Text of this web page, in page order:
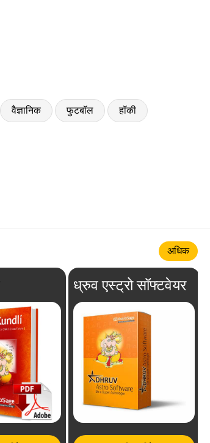
वैज्ञानिक फुटबॉल हॉकी
अधिक
ध्रुव एस्ट्रो सॉफ्टवेयर